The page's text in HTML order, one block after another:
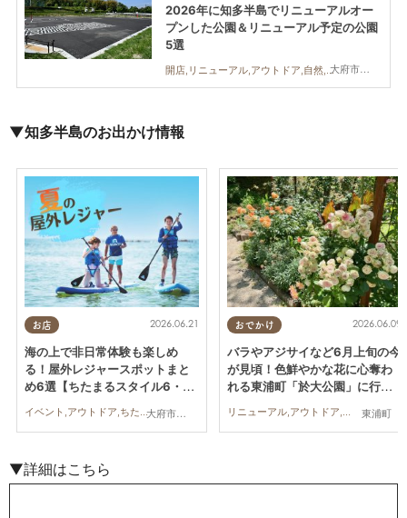
大府市,知多市,東浦町,美浜町
2026年に知多半島でリニューアルオー
プンした公園＆リニューアル予定の公園
5選
開店,リニューアル,アウトドア,自然,まちネタ,まとめ記事,公園
▼知多半島のお出かけ情報
お店
大府市,知多市,美浜町,南知多町
2026.06.21
海の上で非日常体験も楽しめ
る！屋外レジャースポットまと
め6選【ちたまるスタイル6・7
イベント,アウトドア,ちたまるスタイル掲載店,まとめ記事
おでかけ
東浦町
2026.06.09
バラやアジサイなど6月上旬の今
が見頃！色鮮やかな花に心奪わ
れる東浦町「於大公園」に行っ
▼詳細はこちら